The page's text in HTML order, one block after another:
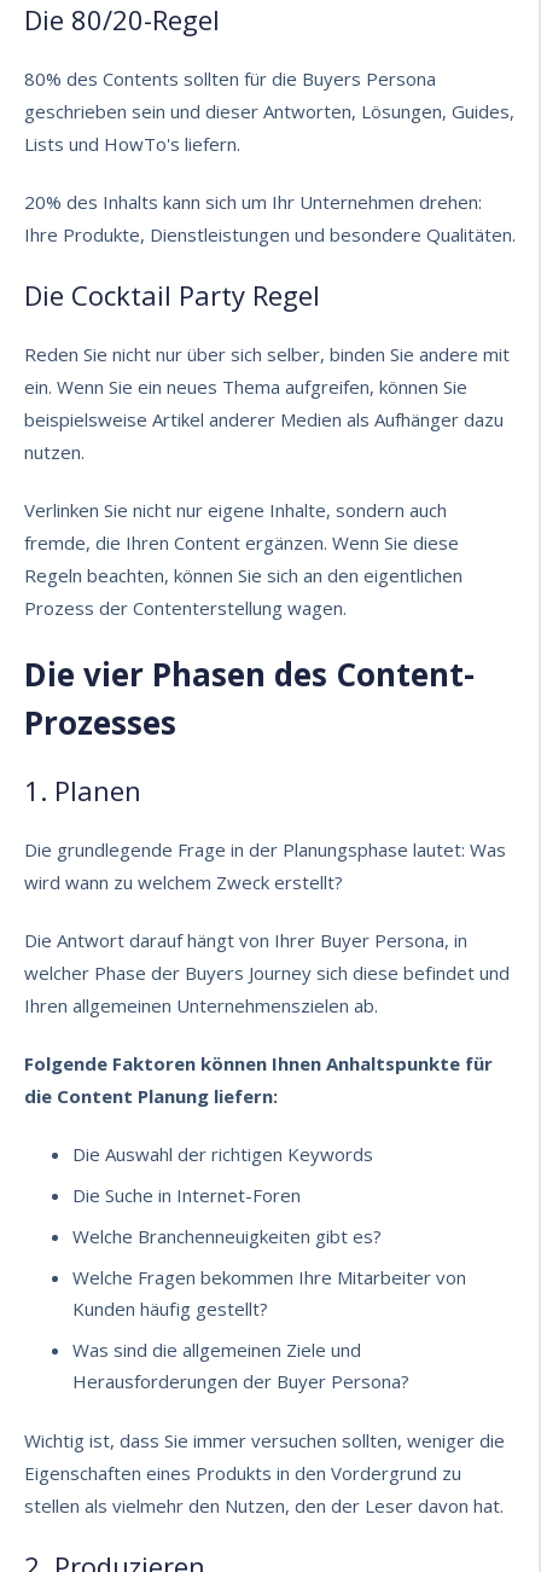
Die 80/20-Regel
80% des Contents sollten für die Buyers Persona
geschrieben sein und dieser Antworten, Lösungen, Guides,
Lists und HowTo's liefern.
20% des Inhalts kann sich um Ihr Unternehmen drehen:
Ihre Produkte, Dienstleistungen und besondere Qualitäten.
Die Cocktail Party Regel
Reden Sie nicht nur über sich selber, binden Sie andere mit
ein. Wenn Sie ein neues Thema aufgreifen, können Sie
beispielsweise Artikel anderer Medien als Aufhänger dazu
nutzen.
Verlinken Sie nicht nur eigene Inhalte, sondern auch
fremde, die Ihren Content ergänzen. Wenn Sie diese
Regeln beachten, können Sie sich an den eigentlichen
Prozess der Contenterstellung wagen.
Die vier Phasen des Content-
Prozesses
1. Planen
Die grundlegende Frage in der Planungsphase lautet: Was
wird wann zu welchem Zweck erstellt?
Die Antwort darauf hängt von Ihrer Buyer Persona, in
welcher Phase der Buyers Journey sich diese befindet und
Ihren allgemeinen Unternehmenszielen ab.
Folgende Faktoren können Ihnen Anhaltspunkte für
die Content Planung liefern:
Die Auswahl der richtigen Keywords
Die Suche in Internet-Foren
Welche Branchenneuigkeiten gibt es?
Welche Fragen bekommen Ihre Mitarbeiter von
Kunden häufig gestellt?
Was sind die allgemeinen Ziele und
Herausforderungen der Buyer Persona?
Wichtig ist, dass Sie immer versuchen sollten, weniger die
Eigenschaften eines Produkts in den Vordergrund zu
stellen als vielmehr den Nutzen, den der Leser davon hat.